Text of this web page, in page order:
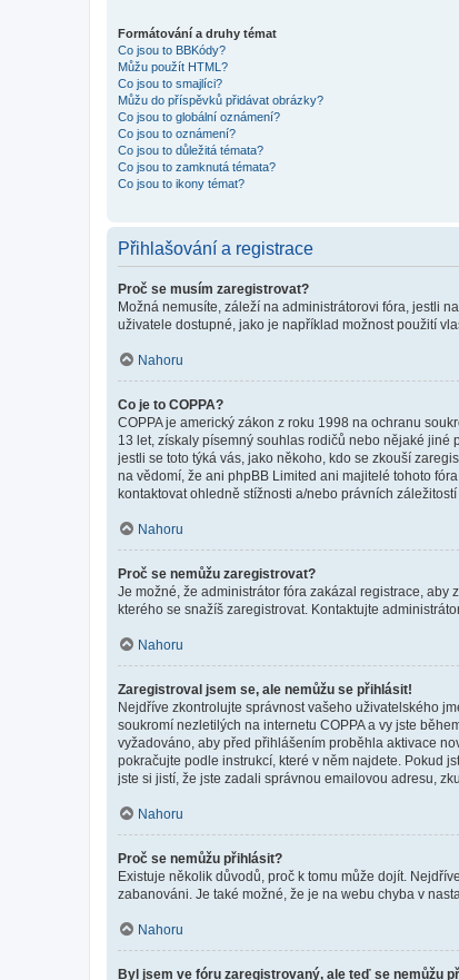
Formátování a druhy témat
Co jsou to BBKódy?
Můžu použít HTML?
Co jsou to smajlíci?
Můžu do příspěvků přidávat obrázky?
Co jsou to globální oznámení?
Co jsou to oznámení?
Co jsou to důležitá témata?
Co jsou to zamknutá témata?
Co jsou to ikony témat?
Přihlašování a registrace
Proč se musím zaregistrovat?
Možná nemusíte, záleží na administrátorovi fóra, jestli
uživatele dostupné, jako je například možnost použití
Nahoru
Co je to COPPA?
COPPA je americký zákon z roku 1998 na ochranu
13 let, získaly písemný souhlas rodičů nebo nějaké
jestli se toto týká vás, jako někoho, kdo se zkouší
na vědomí, že ani phpBB Limited ani majitelé tohoto
kontaktovat ohledně stížnosti a/nebo právních záležitostí
Nahoru
Proč se nemůžu zaregistrovat?
Je možné, že administrátor fóra zakázal registrace,
kterého se snažíš zaregistrovat. Kontaktujte
Nahoru
Zaregistroval jsem se, ale nemůžu se přihlásit!
Nejdříve zkontrolujte správnost vašeho uživatelského
soukromí nezletilých na internetu COPPA a vy jste
vyžadováno, aby před přihlášením proběhla aktivace
pokračujte podle instrukcí, které v něm najdete. Pokud
jste si jistí, že jste zadali správnou emailovou adresu,
Nahoru
Proč se nemůžu přihlásit?
Existuje několik důvodů, proč k tomu může dojít.
zabanováni. Je také možné, že je na webu chyba v
Nahoru
Byl jsem ve fóru zaregistrovaný, ale teď se nemůžu